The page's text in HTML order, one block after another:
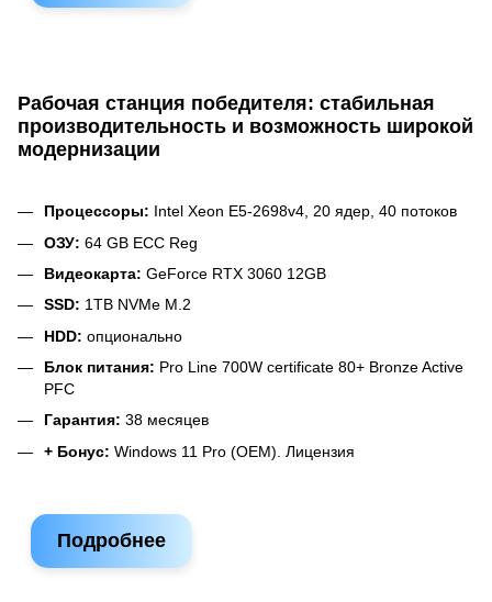
Рабочая станция победителя: стабильная
производительность и возможность широкой
модернизации
Процессоры: Intel Xeon E5-2698v4, 20 ядер, 40 потоков
ОЗУ: 64 GB ECC Reg
Видеокарта: GeForce RTX 3060 12GB
SSD: 1TB NVMe M.2
HDD: опционально
Блок питания: Pro Line 700W certificate 80+ Bronze Active
PFC
Гарантия: 38 месяцев
+ Бонус: Windows 11 Pro (OEM). Лицензия
Подробнее